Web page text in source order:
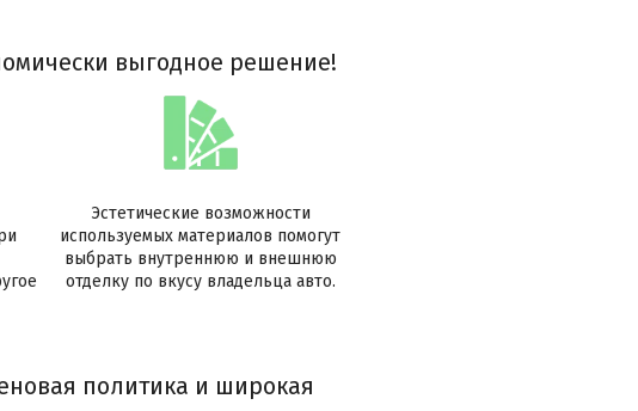
выгодное решение!
Эстетические возможности
используемых материалов помогут
выбрать внутреннюю и внешнюю
отделку по вкусу владельца авто.
политика и широкая